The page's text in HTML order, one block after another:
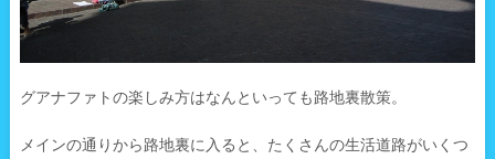
グアナファトの楽しみ方はなんといっても路地裏散策。
メインの通りから路地裏に入ると、たくさんの生活道路がいくつ